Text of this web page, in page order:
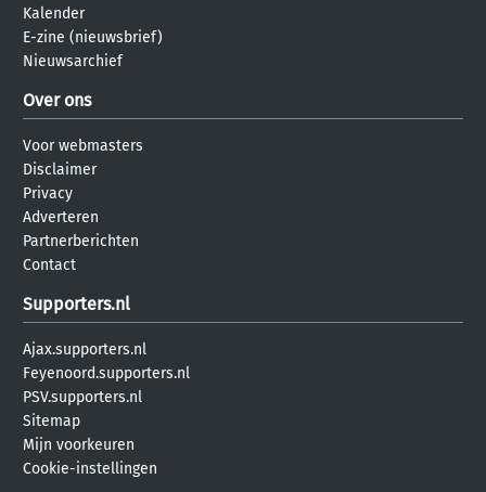
Kalender
E-zine (nieuwsbrief)
Nieuwsarchief
Over ons
Voor webmasters
Disclaimer
Privacy
Adverteren
Partnerberichten
Contact
Supporters.nl
Ajax.supporters.nl
Feyenoord.supporters.nl
PSV.supporters.nl
Sitemap
Mijn voorkeuren
Cookie-instellingen